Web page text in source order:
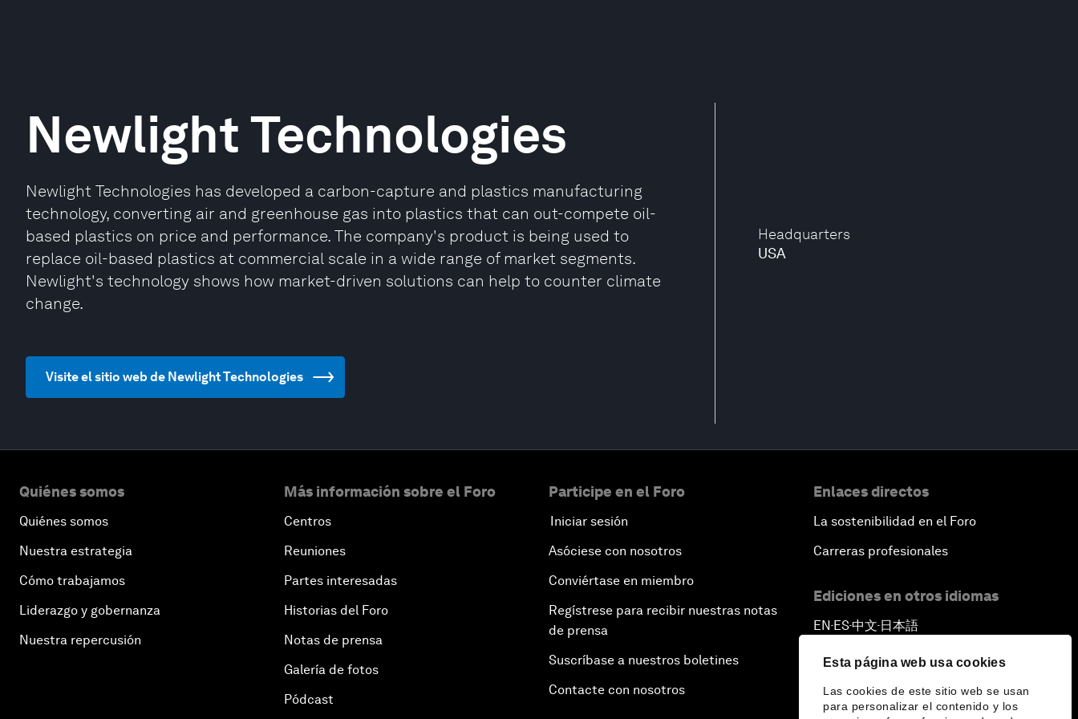
Esta página web usa cookies
Las cookies de este sitio web se usan
para personalizar el contenido y los
Headquarters
USA
Newlight Technologies
Newlight Technologies has developed a carbon-capture and plastics manufacturing
technology, converting air and greenhouse gas into plastics that can out-compete oil-
based plastics on price and performance. The company's product is being used to
replace oil-based plastics at commercial scale in a wide range of market segments.
Newlight's technology shows how market-driven solutions can help to counter climate
change.
Visite el sitio web de Newlight Technologies
Quiénes somos
Quiénes somos
Nuestra estrategia
Cómo trabajamos
Liderazgo y gobernanza
Nuestra repercusión
Más información sobre el Foro
Centros
Reuniones
Partes interesadas
Historias del Foro
Notas de prensa
Galería de fotos
Pódcast
Participe en el Foro
Iniciar sesión
Asóciese con nosotros
Conviértase en miembro
Regístrese para recibir nuestras notas
de prensa
Suscríbase a nuestros boletines
Contacte con nosotros
Enlaces directos
La sostenibilidad en el Foro
Carreras profesionales
Ediciones en otros idiomas
EN ▪ES▪中文▪ 日本語